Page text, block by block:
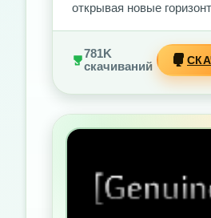
открывая новые
781K
скачиваний